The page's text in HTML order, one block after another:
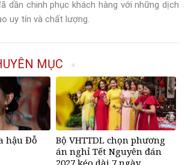
dần chinh phục khách hàng với những dịch
uy tín và chất lượng.
MỤC
hậu Đỗ
Bộ VHTTDL chọn phương
án nghỉ Tết Nguyên đán
2027 kéo dài 7 ngày